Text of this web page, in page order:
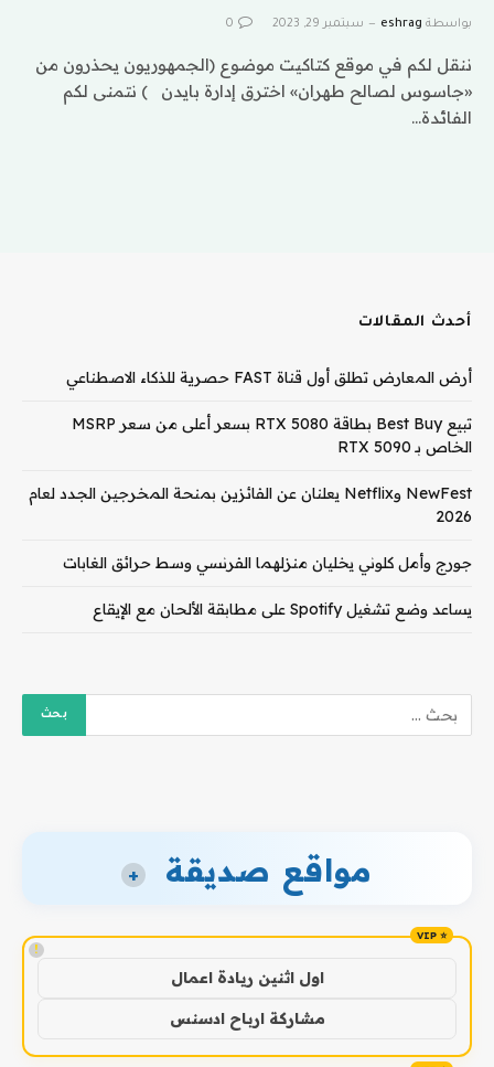
بواسطة eshrag سبتمبر 29, 2023 0
ننقل لكم في موقع كتاكيت موضوع (الجمهوريون يحذرون من
«جاسوس لصالح طهران» اخترق إدارة بايدن ) نتمنى لكم
الفائدة…
أحدث المقالات
أرض المعارض تطلق أول قناة FAST حصرية للذكاء الاصطناعي
تبيع Best Buy بطاقة RTX 5080 بسعر أعلى من سعر MSRP
الخاص بـ RTX 5090
NewFest وNetflix يعلنان عن الفائزين بمنحة المخرجين الجدد لعام
2026
جورج وأمل كلوني يخليان منزلهما الفرنسي وسط حرائق الغابات
يساعد وضع تشغيل Spotify على مطابقة الألحان مع الإيقاع
مواقع صديقة +
!
اول اثنين ريادة اعمال
مشاركة ارباح ادسنس